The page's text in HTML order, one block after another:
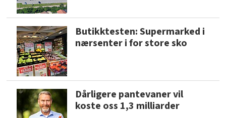
Butikktesten: Supermarked i
nærsenter i for store sko
Dårligere pantevaner vil
koste oss 1,3 milliarder